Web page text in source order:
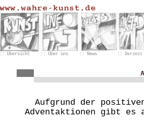
:: Übersicht :: Über uns :: News :: Derzeit
Aufgrund der
Adventaktionen gibt es